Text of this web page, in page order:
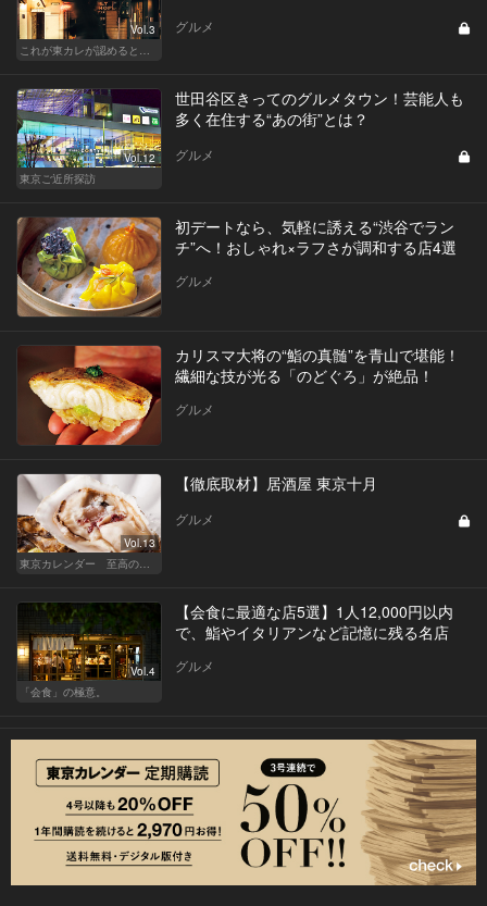
Vol.3
これが東カレが認めるとっておきの隠れ家
グルメ
Vol.12
東京ご近所探訪
世田谷区きってのグルメタウン！芸能人も
多く在住する“あの街”とは？
グルメ
初デートなら、気軽に誘える“渋谷でラン
チ”へ！おしゃれ×ラフさが調和する店4選
グルメ
カリスマ大将の“鮨の真髄”を青山で堪能！
繊細な技が光る「のどぐろ」が絶品！
グルメ
Vol.13
東京カレンダー 至高の名店シリーズ
【徹底取材】居酒屋 東京十月
グルメ
Vol.4
「会食」の極意。
【会食に最適な店5選】1人12,000円以内
で、鮨やイタリアンなど記憶に残る名店
グルメ